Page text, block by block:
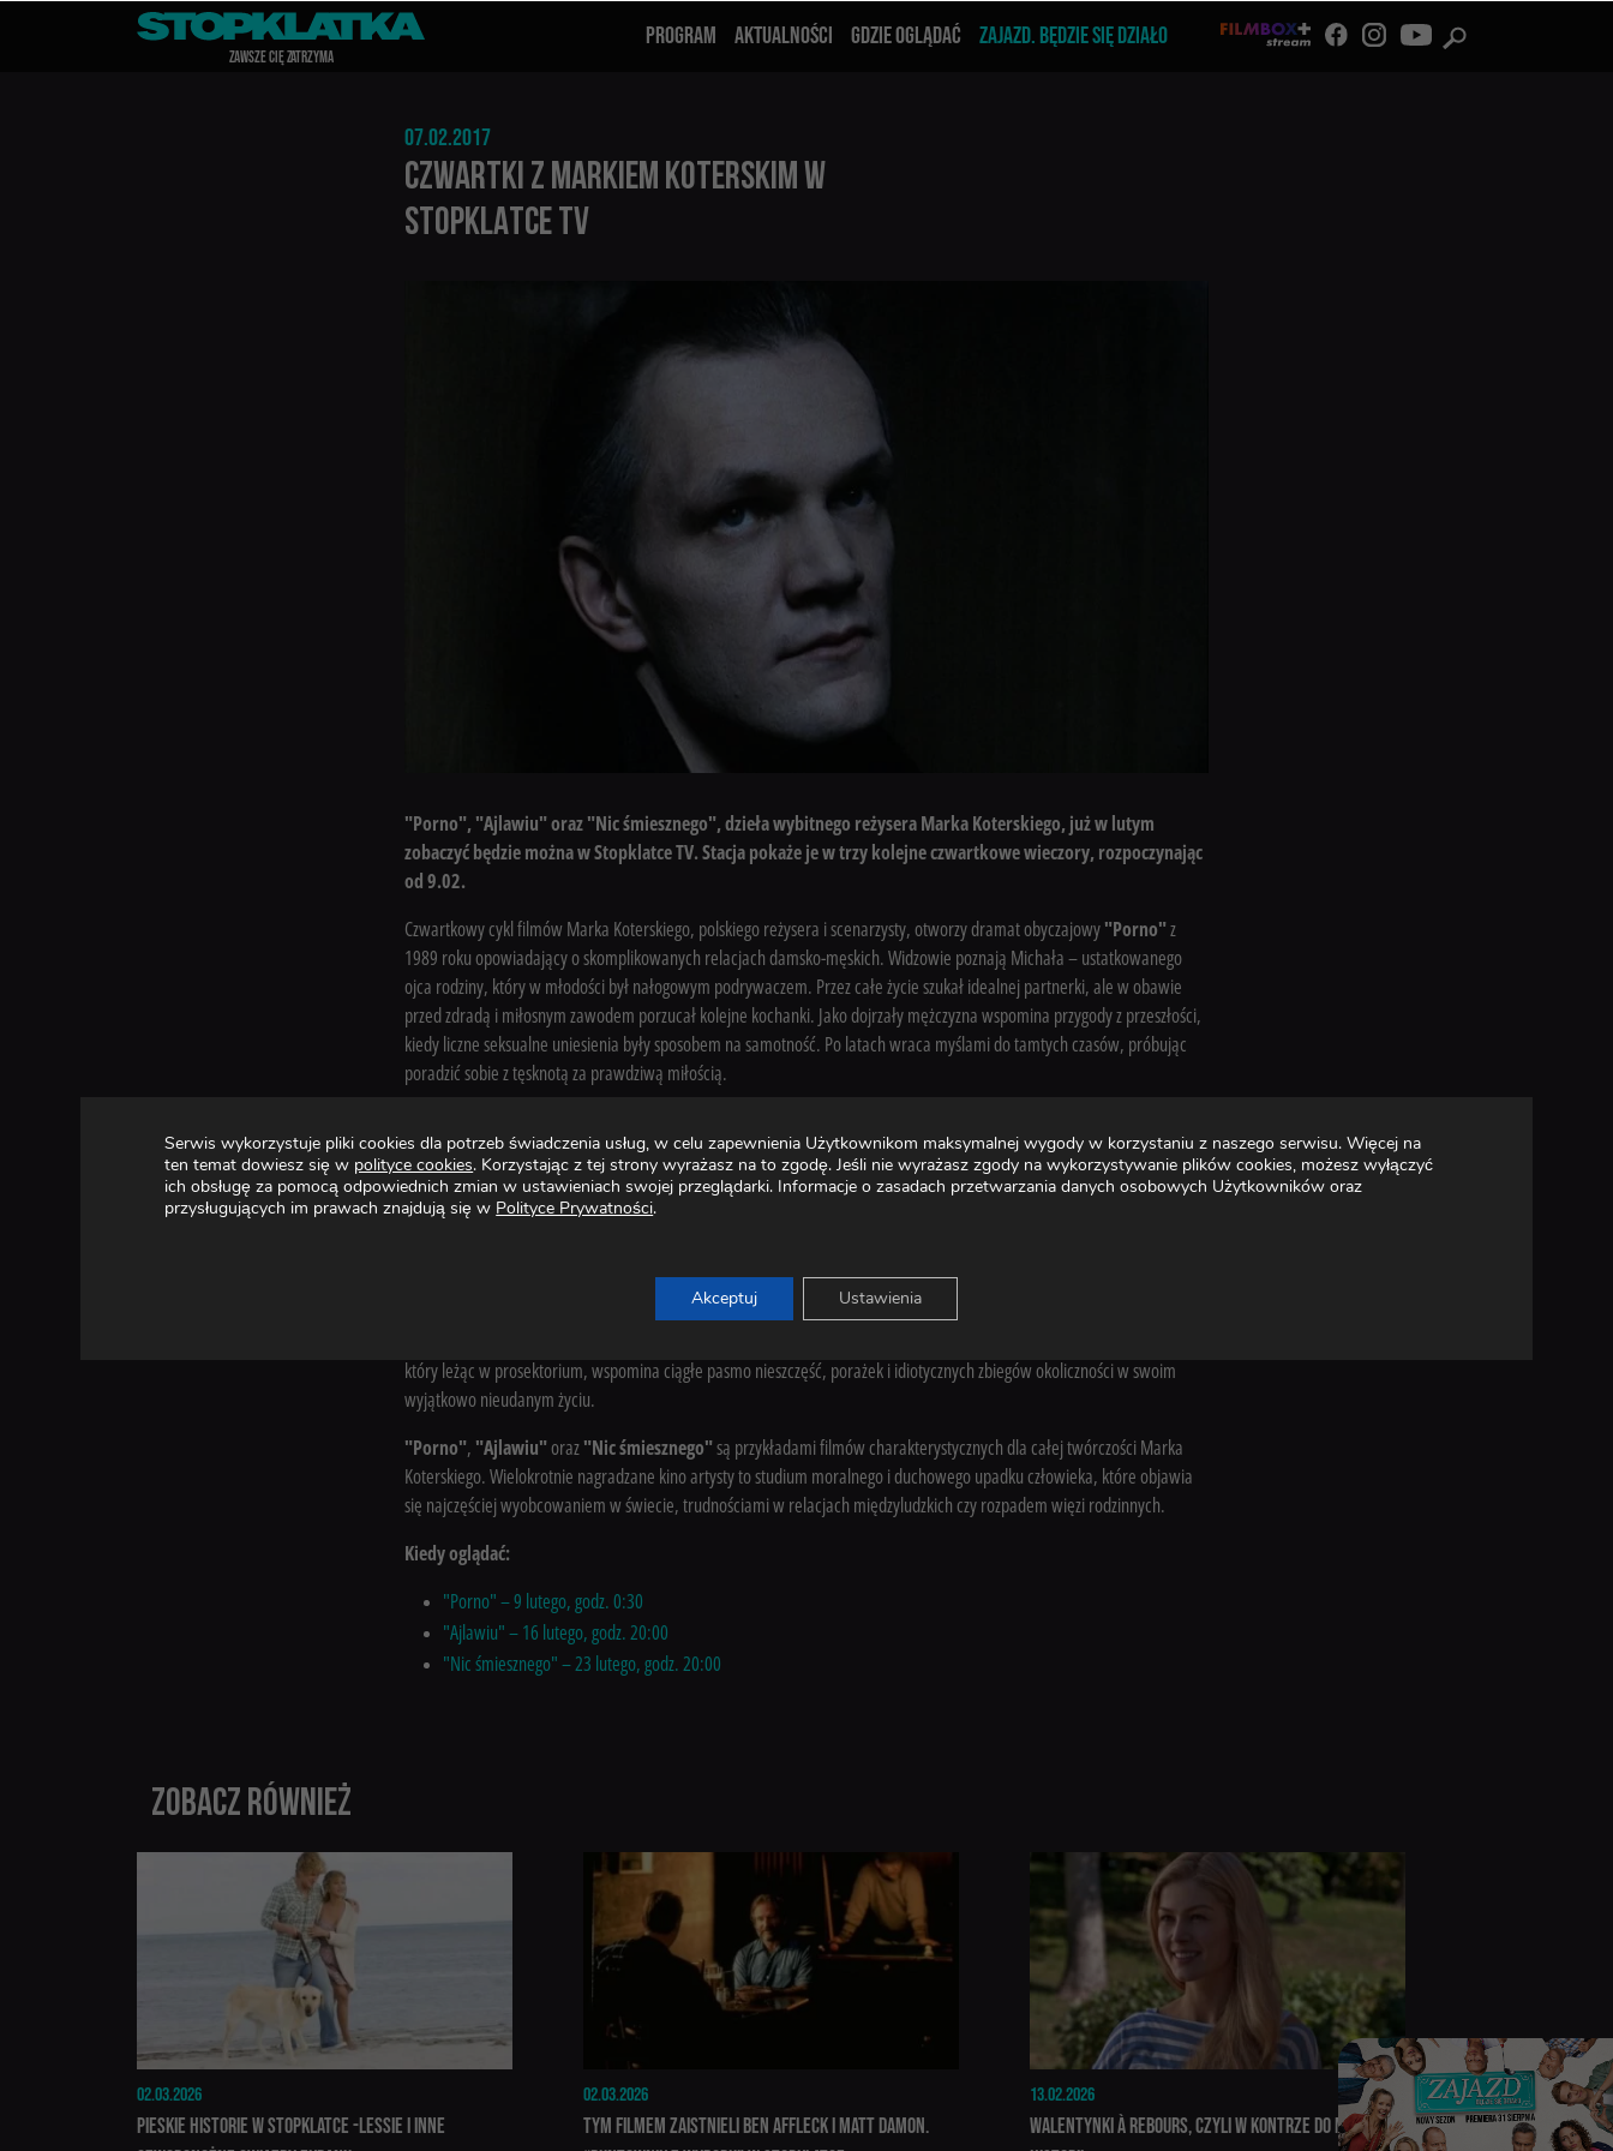
ZAWSZE CIĘ ZATRZYMA
PROGRAM AKTUALNOŚCI GDZIE OGLĄDAĆ ZAJAZD. BĘDZIE SIĘ DZIAŁO
07.02.2017
CZWARTKI Z MARKIEM KOTERSKIM W
STOPKLATCE TV
"Porno", "Ajlawiu" oraz "Nic śmiesznego", dzieła wybitnego reżysera Marka Koterskiego, już w lutym
zobaczyć będzie można w Stopklatce TV. Stacja pokaże je w trzy kolejne czwartkowe wieczory, rozpoczynając
od 9.02.
Czwartkowy cykl filmów Marka Koterskiego, polskiego reżysera i scenarzysty, otworzy dramat obyczajowy"Porno"z
1989 roku opowiadający o skomplikowanych relacjach damsko-męskich. Widzowie poznają Michała – ustatkowanego
ojca rodziny, który w młodości był nałogowym podrywaczem. Przez całe życie szukał idealnej partnerki, ale w obawie
przed zdradą i miłosnym zawodem porzucał kolejne kochanki. Jako dojrzały mężczyzna wspomina przygody z przeszłości,
kiedy liczne seksualne uniesienia były sposobem na samotność. Po latach wraca myślami do tamtych czasów, próbując
poradzić sobie z tęsknotą za prawdziwą miłością.
zobaczymy także w filmie"Ajlawiu", opowiadającym historię gwałtownej miłości niespełnionego artysty Adasia
Miauczyńskiego i jego atrakcyjnej koleżanki z czasów studenckich. Związek dwojga zupełnie różnych od siebie ludzi jest
pasmem erotycznych uniesień, ale także wielkich cierpień i częstych rozstań. Scenariusz do filmu powstał z myślą o
Humorystyczne perypetie Adasia Miauczyńskiego obejrzeć będzie można również w kolejnym filmie Marka Koterskiego,
który zagości na antenie Stopklatki TV w ostatni czwartek lutego."Nic śmiesznego"
który leżąc w prosektorium, wspomina ciągłe pasmo nieszczęść, porażek i idiotycznych zbiegów okoliczności w swoim
wyjątkowo nieudanym życiu.
"Porno", "Ajlawiu"oraz"Nic śmiesznego"są przykładami filmów charakterystycznych dla całej twórczości Marka
Koterskiego. Wielokrotnie nagradzane kino artysty to studium moralnego i duchowego upadku człowieka, które objawia
się najczęściej wyobcowaniem w świecie, trudnościami w relacjach międzyludzkich czy rozpadem więzi rodzinnych.
Kiedy oglądać:
"Porno" – 9 lutego, godz. 0:30
"Ajlawiu" – 16 lutego, godz. 20:00
"Nic śmiesznego" – 23 lutego, godz. 20:00
ZOBACZ RÓWNIEŻ
02.03.2026
Pieskie historie w Stopklatce -Lessie i inne
02.03.2026
Tym filmem zaistnieli Ben Affleck i Matt Damon.
13.02.2026
Walentynki à rebours, czyli w kontrze do miłosnych
Serwis wykorzystuje pliki cookies dla potrzeb świadczenia usług, w celu zapewnienia Użytkownikom maksymalnej wygody w korzystaniu z naszego serwisu. Więcej na
ten temat dowiesz się w polityce cookies. Korzystając z tej strony wyrażasz na to zgodę. Jeśli nie wyrażasz zgody na wykorzystywanie plików cookies, możesz wyłączyć
ich obsługę za pomocą odpowiednich zmian w ustawieniach swojej przeglądarki. Informacje o zasadach przetwarzania danych osobowych Użytkowników oraz
przysługujących im prawach znajdują się w Polityce Prywatności.
Akceptuj Ustawienia